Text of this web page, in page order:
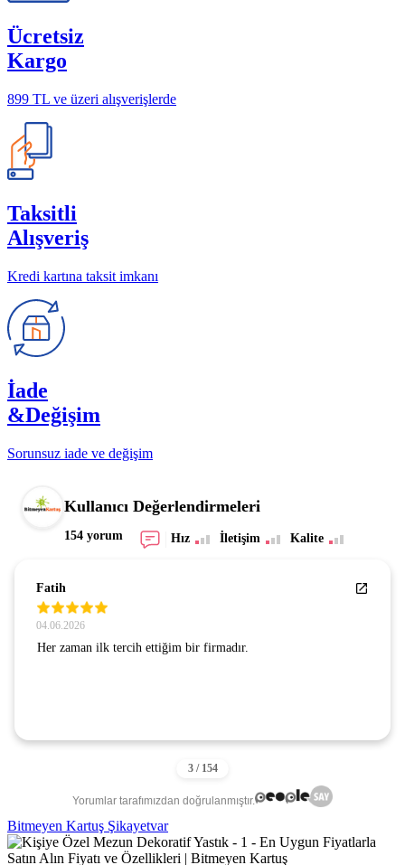
Ücretsiz
Kargo
899 TL ve üzeri alışverişlerde
Taksitli
Alışveriş
Kredi kartına taksit imkanı
İade
&Değişim
Sorunsuz iade ve değişim
Kullanıcı Değerlendirmeleri
154 yorum Hız İletişim Kalite
Fatih
04.06.2026
Her zaman ilk tercih ettiğim bir firmadır.
Yorumlar tarafımızdan doğrulanmıştır.
Bitmeyen Kartuş Şikayetvar